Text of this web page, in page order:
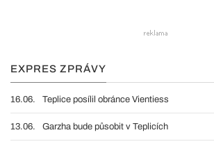
EXPRES ZPRÁVY
16.06. Teplice posílil obránce Vientiess
13.06. Garzha bude působit v Teplicích